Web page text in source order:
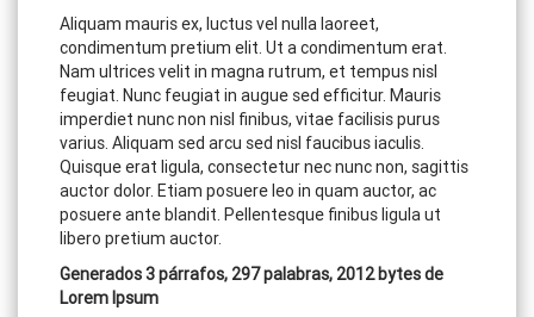
Aliquam mauris ex, luctus vel nulla laoreet,
condimentum pretium elit. Ut a condimentum erat.
Nam ultrices velit in magna rutrum, et tempus nisl
feugiat. Nunc feugiat in augue sed efficitur. Mauris
imperdiet nunc non nisl finibus, vitae facilisis purus
varius. Aliquam sed arcu sed nisl faucibus iaculis.
Quisque erat ligula, consectetur nec nunc non, sagittis
auctor dolor. Etiam posuere leo in quam auctor, ac
posuere ante blandit. Pellentesque finibus ligula ut
libero pretium auctor.
Generados 3 párrafos, 297 palabras, 2012 bytes de
Lorem Ipsum